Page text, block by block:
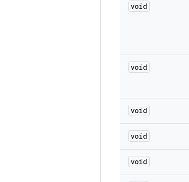
void
void
void
void
void